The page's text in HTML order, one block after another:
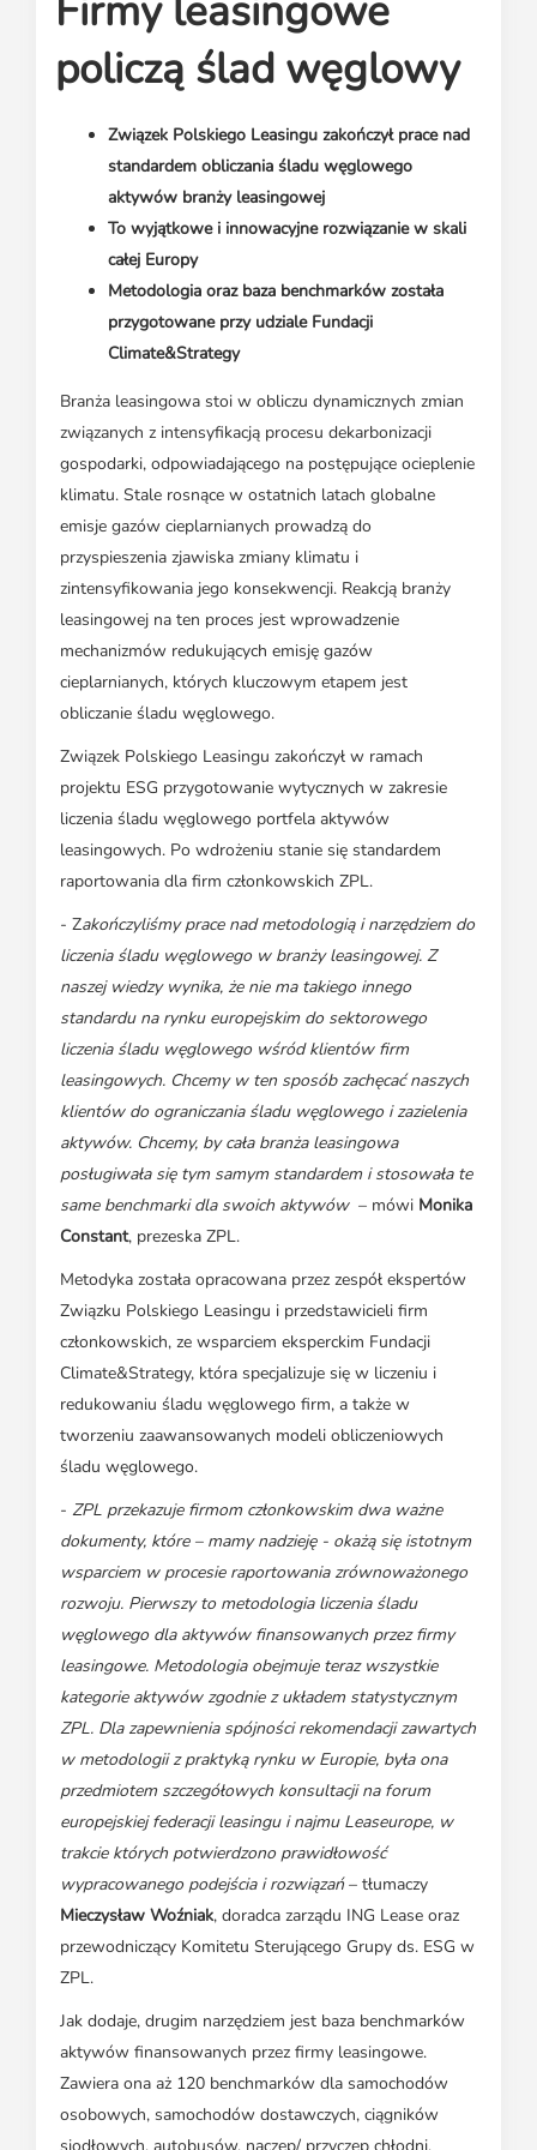
Partnerzy ZPL
Subskrybuj Leaseletter
Materiały do pobrania
Kontakt dla mediów
Klauzule informacyjne
Firmy leasingowe
policzą ślad węglowy
Związek Polskiego Leasingu zakończył prace nad
standardem obliczania śladu węglowego
aktywów branży leasingowej
To wyjątkowe i innowacyjne rozwiązanie w skali
całej Europy
Metodologia oraz baza benchmarków została
przygotowane przy udziale Fundacji
Climate&Strategy
Branża leasingowa stoi w obliczu dynamicznych zmian
związanych z intensyfikacją procesu dekarbonizacji
gospodarki, odpowiadającego na postępujące ocieplenie
klimatu. Stale rosnące w ostatnich latach globalne
emisje gazów cieplarnianych prowadzą do
przyspieszenia zjawiska zmiany klimatu i
zintensyfikowania jego konsekwencji. Reakcją branży
leasingowej na ten proces jest wprowadzenie
mechanizmów redukujących emisję gazów
cieplarnianych, których kluczowym etapem jest
obliczanie śladu węglowego.
Związek Polskiego Leasingu zakończył w ramach
projektu ESG przygotowanie wytycznych w zakresie
liczenia śladu węglowego portfela aktywów
leasingowych. Po wdrożeniu stanie się standardem
raportowania dla firm członkowskich ZPL.
- Zakończyliśmy prace nad metodologią i narzędziem do
liczenia śladu węglowego w branży leasingowej. Z
naszej wiedzy wynika, że nie ma takiego innego
standardu na rynku europejskim do sektorowego
liczenia śladu węglowego wśród klientów firm
leasingowych. Chcemy w ten sposób zachęcać naszych
klientów do ograniczania śladu węglowego i zazielenia
aktywów. Chcemy, by cała branża leasingowa
posługiwała się tym samym standardem i stosowała te
same benchmarki dla swoich aktywów– mówi Monika
Constant, prezeska ZPL.
Metodyka została opracowana przez zespół ekspertów
Związku Polskiego Leasingu i przedstawicieli firm
członkowskich, ze wsparciem eksperckim Fundacji
Climate&Strategy, która specjalizuje się w liczeniu i
redukowaniu śladu węglowego firm, a także w
tworzeniu zaawansowanych modeli obliczeniowych
śladu węglowego.
- ZPL przekazuje firmom członkowskim dwa ważne
dokumenty, które – mamy nadzieję - okażą się istotnym
wsparciem w procesie raportowania zrównoważonego
rozwoju. Pierwszy to metodologia liczenia śladu
węglowego dla aktywów finansowanych przez firmy
leasingowe. Metodologia obejmuje teraz wszystkie
kategorie aktywów zgodnie z układem statystycznym
ZPL. Dla zapewnienia spójności rekomendacji zawartych
w metodologii z praktyką rynku w Europie, była ona
przedmiotem szczegółowych konsultacji na forum
europejskiej federacji leasingu i najmu Leaseurope, w
trakcie których potwierdzono prawidłowość
wypracowanego podejścia i rozwiązań– tłumaczy
Mieczysław Woźniak, doradca zarządu ING Lease oraz
przewodniczący Komitetu Sterującego Grupy ds. ESG w
ZPL.
Jak dodaje, drugim narzędziem jest baza benchmarków
aktywów finansowanych przez firmy leasingowe.
Zawiera ona aż 120 benchmarków dla samochodów
osobowych, samochodów dostawczych, ciągników